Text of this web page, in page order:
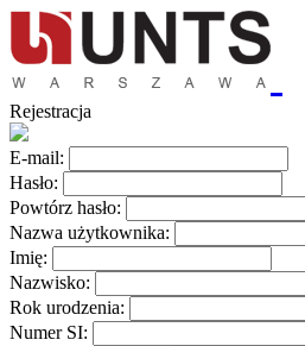
Rejestracja
E-mail:
Hasło:
Powtórz hasło:
Nazwa użytkownika:
Imię:
Nazwisko:
Rok urodzenia:
Numer SI: